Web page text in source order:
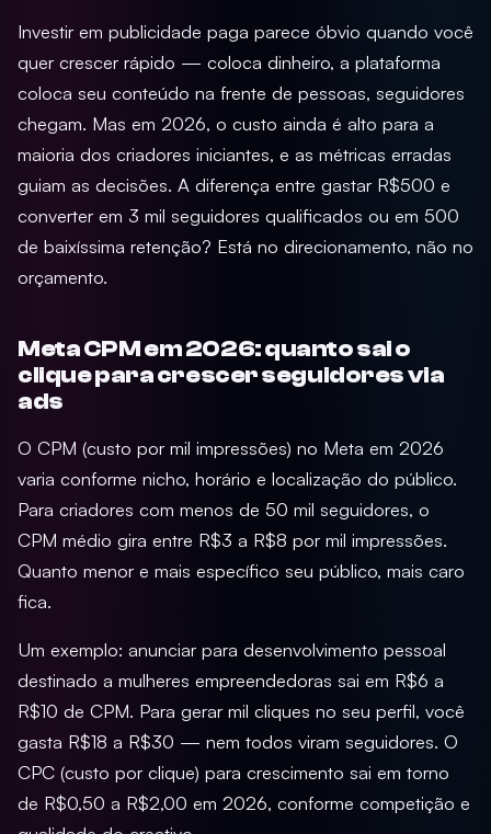
Investir em publicidade paga parece óbvio quando você
quer crescer rápido — coloca dinheiro, a plataforma
coloca seu conteúdo na frente de pessoas, seguidores
chegam. Mas em 2026, o custo ainda é alto para a
maioria dos criadores iniciantes, e as métricas erradas
guiam as decisões. A diferença entre gastar R$500 e
converter em 3 mil seguidores qualificados ou em 500
de baixíssima retenção? Está no direcionamento, não no
orçamento.
Meta CPM em 2026: quanto sai o
clique para crescer seguidores via
ads
O CPM (custo por mil impressões) no Meta em 2026
varia conforme nicho, horário e localização do público.
Para criadores com menos de 50 mil seguidores, o
CPM médio gira entre R$3 a R$8 por mil impressões.
Quanto menor e mais específico seu público, mais caro
fica.
Um exemplo: anunciar para desenvolvimento pessoal
destinado a mulheres empreendedoras sai em R$6 a
R$10 de CPM. Para gerar mil cliques no seu perfil, você
gasta R$18 a R$30 — nem todos viram seguidores. O
CPC (custo por clique) para crescimento sai em torno
de R$0,50 a R$2,00 em 2026, conforme competição e